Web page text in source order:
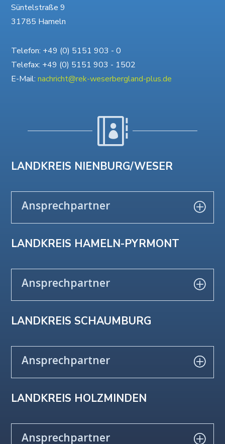
Süntelstraße 9
31785 Hameln
Telefon: +49 (0) 5151 903 - 0
Telefax: +49 (0) 5151 903 - 1502
E-Mail:nachricht@rek-weserbergland-plus.de

LANDKREIS NIENBURG/WESER
Ansprechpartner
LANDKREIS HAMELN-PYRMONT
Ansprechpartner
LANDKREIS SCHAUMBURG
Ansprechpartner
LANDKREIS HOLZMINDEN
Ansprechpartner